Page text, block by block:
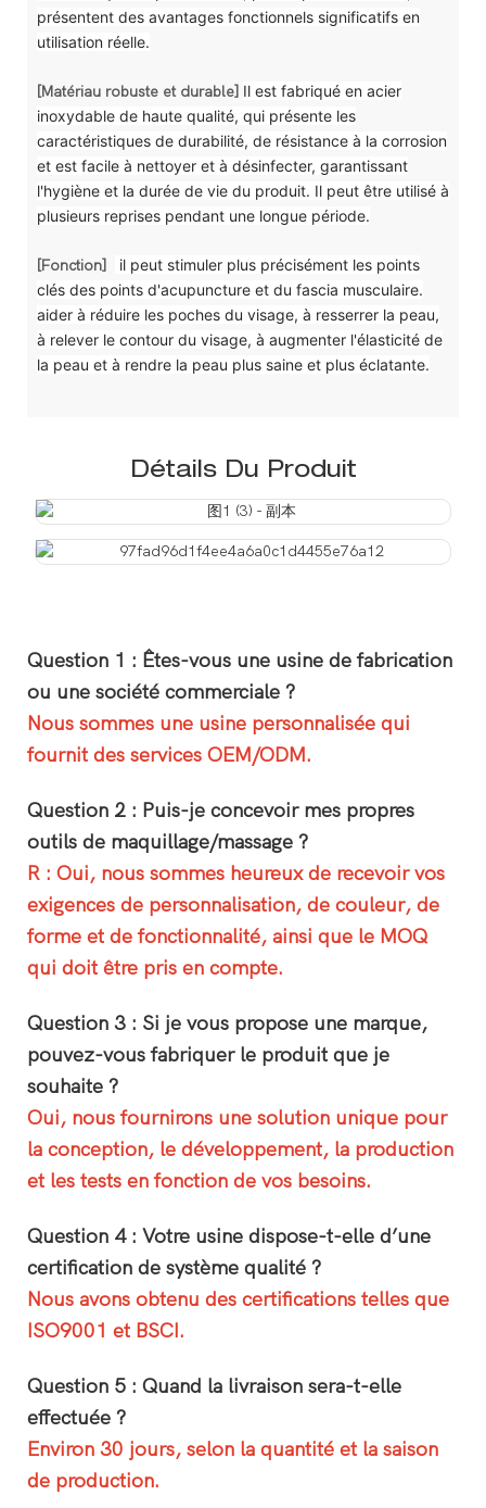
présentent des avantages fonctionnels significatifs en
utilisation réelle.
[Matériau robuste et durable] Il est fabriqué en acier
inoxydable de haute qualité, qui présente les
caractéristiques de durabilité, de résistance à la corrosion
et est facile à nettoyer et à désinfecter, garantissant
l'hygiène et la durée de vie du produit. Il peut être utilisé à
plusieurs reprises pendant une longue période.
[Fonction]
il peut stimuler plus précisément les points
clés des points d'acupuncture et du fascia musculaire.
aider à réduire les poches du visage, à resserrer la peau,
à relever le contour du visage, à augmenter l'élasticité de
la peau et à rendre la peau plus saine et plus éclatante.
Détails Du Produit
Question 1 : Êtes-vous une usine de fabrication
ou une société commerciale ?
Nous sommes une usine personnalisée qui
fournit des services OEM/ODM.
Question 2 : Puis-je concevoir mes propres
outils de maquillage/massage ?
R : Oui, nous sommes heureux de recevoir vos
exigences de personnalisation, de couleur, de
forme et de fonctionnalité, ainsi que le MOQ
qui doit être pris en compte.
Question 3 : Si je vous propose une marque,
pouvez-vous fabriquer le produit que je
souhaite ?
Oui, nous fournirons une solution unique pour
la conception, le développement, la production
et les tests en fonction de vos besoins.
Question 4 : Votre usine dispose-t-elle d’une
certification de système qualité ?
Nous avons obtenu des certifications telles que
ISO9001 et BSCI.
Question 5 : Quand la livraison sera-t-elle
effectuée ?
Environ 30 jours, selon la quantité et la saison
de production.